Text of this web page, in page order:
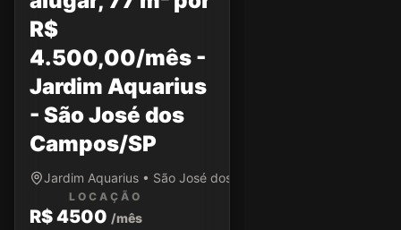
R$
4.500,00/mês -
Jardim Aquarius
- São José dos
Campos/SP
Jardim Aquarius • São José dos Campos/SP
LOCAÇÃO
R$ 4500 /mês